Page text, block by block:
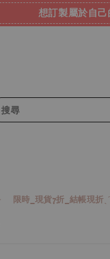
想訂製屬於自
搜尋
限時_現貨7折_結帳現折